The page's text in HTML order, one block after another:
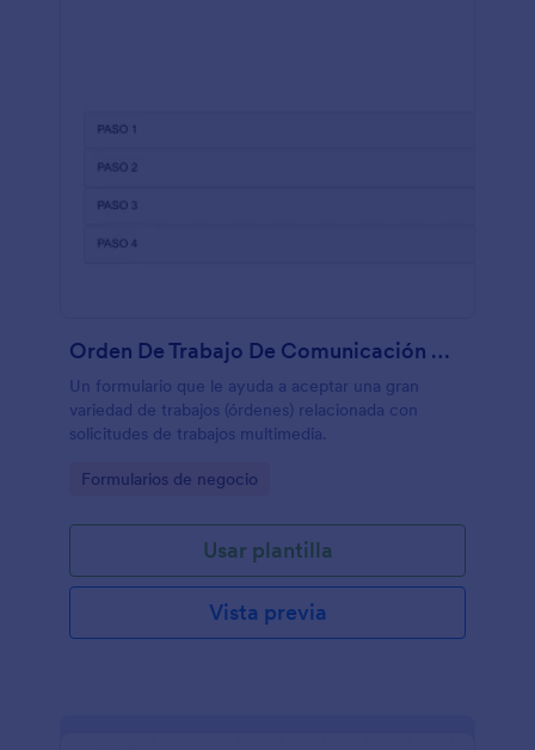
Orden De Trabajo De Comunicación Gráfica Y Multimedia
Un formulario que le ayuda a aceptar una gran
variedad de trabajos (órdenes) relacionada con
solicitudes de trabajos multimedia.
Go to Category:
Formularios de negocio
Usar plantilla
Vista previa